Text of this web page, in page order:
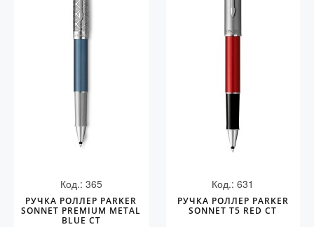
Код.: 365
РУЧКА РОЛЛЕР PARKER
SONNET PREMIUM METAL
BLUE CT
Код.: 631
РУЧКА РОЛЛЕР PARKER
SONNET T5 RED CT